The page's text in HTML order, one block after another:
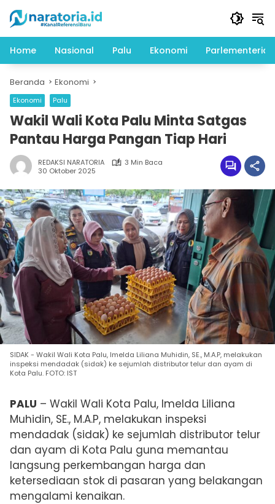
konten
Home
Nasional Palu Ekonomi Parlementeria
Beranda Ekonomi
Ekonomi Palu
Wakil Wali Kota Palu Minta Satgas
Pantau Harga Pangan Tiap Hari
REDAKSI NARATORIA
3 Min Baca
30 Oktober 2025
SIDAK - Wakil Wali Kota Palu, Imelda Liliana Muhidin, SE., M.A.P, melakukan
inspeksi mendadak (sidak) ke sejumlah distributor telur dan ayam di
Kota Palu. FOTO: IST
PALU – Wakil Wali Kota Palu, Imelda Liliana
Muhidin, SE., M.A.P, melakukan inspeksi
mendadak (sidak) ke sejumlah distributor telur
dan ayam di Kota Palu guna memantau
langsung perkembangan harga dan
ketersediaan stok di pasaran yang belakangan
mengalami kenaikan.